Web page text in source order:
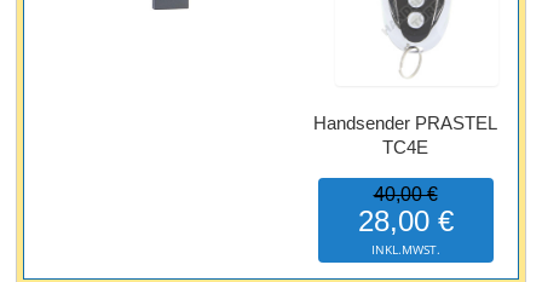
Handsender PRASTEL
TC4E
40,00 €
28,00 €
INKL.MWST.